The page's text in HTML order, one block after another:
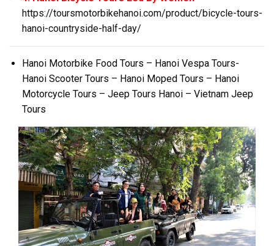
https://toursmotorbikehanoi.com/product/bicycle-tours-
hanoi-countryside-half-day/
Hanoi Motorbike Food Tours – Hanoi Vespa Tours-
Hanoi Scooter Tours – Hanoi Moped Tours – Hanoi
Motorcycle Tours – Jeep Tours Hanoi – Vietnam Jeep
Tours